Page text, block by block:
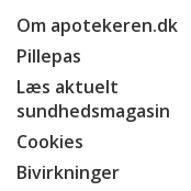
Om apotekeren.dk
Pillepas
Læs aktuelt
sundhedsmagasin
Cookies
Bivirkninger